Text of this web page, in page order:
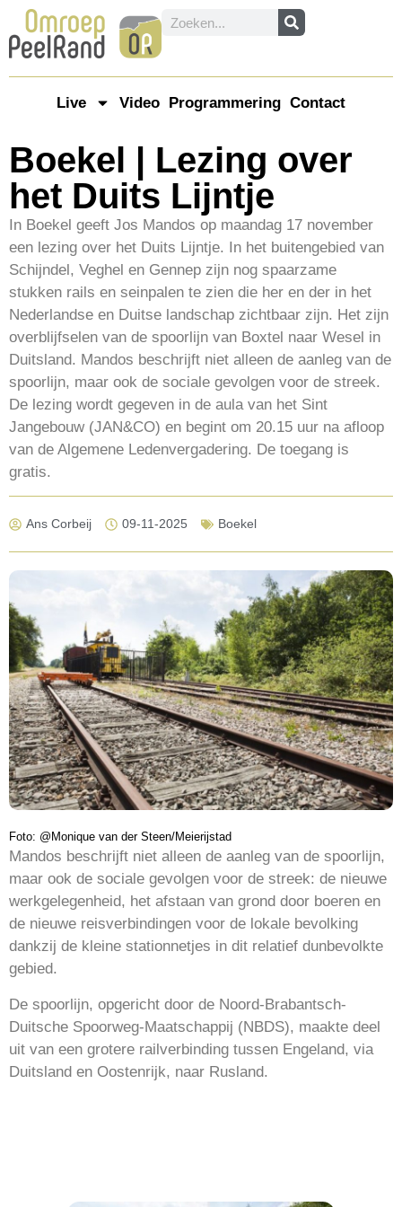
Live Video Programmering Contact
Boekel | Lezing over
het Duits Lijntje
In Boekel geeft Jos Mandos op maandag 17 november
een lezing over het Duits Lijntje. In het buitengebied van
Schijndel, Veghel en Gennep zijn nog spaarzame
stukken rails en seinpalen te zien die her en der in het
Nederlandse en Duitse landschap zichtbaar zijn. Het zijn
overblijfselen van de spoorlijn van Boxtel naar Wesel in
Duitsland. Mandos beschrijft niet alleen de aanleg van de
spoorlijn, maar ook de sociale gevolgen voor de streek.
De lezing wordt gegeven in de aula van het Sint
Jangebouw (JAN&CO) en begint om 20.15 uur na afloop
van de Algemene Ledenvergadering. De toegang is
gratis.
Ans Corbeij 09-11-2025 Boekel
Foto: @Monique van der Steen/Meierijstad
Mandos beschrijft niet alleen de aanleg van de spoorlijn,
maar ook de sociale gevolgen voor de streek: de nieuwe
werkgelegenheid, het afstaan van grond door boeren en
de nieuwe reisverbindingen voor de lokale bevolking
dankzij de kleine stationnetjes in dit relatief dunbevolkte
gebied.
De spoorlijn, opgericht door de Noord-Brabantsch-
Duitsche Spoorweg-Maatschappij (NBDS), maakte deel
uit van een grotere railverbinding tussen Engeland, via
Duitsland en Oostenrijk, naar Rusland.